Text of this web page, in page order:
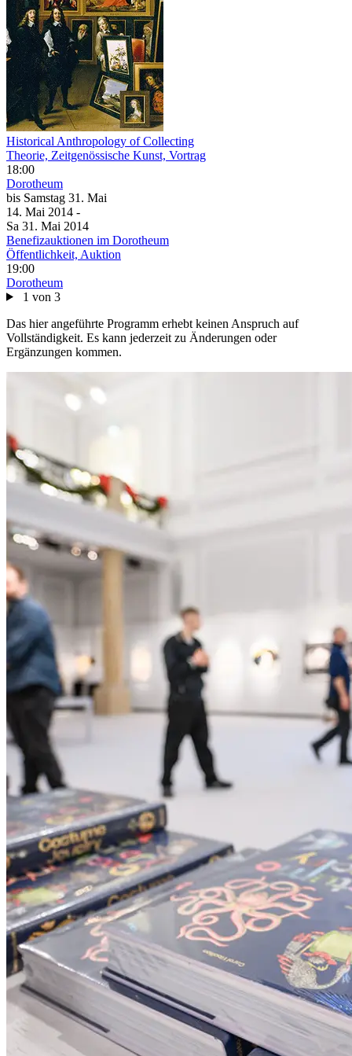
Historical Anthropology of Collecting
Theorie, Zeitgenössische Kunst, Vortrag
18:00
Dorotheum
bis Samstag 31. Mai
14. Mai 2014 -
Sa 31. Mai 2014
Benefizauktionen im Dorotheum
Öffentlichkeit, Auktion
19:00
Dorotheum
1 von 3
Das hier angeführte Programm erhebt keinen Anspruch auf
Vollständigkeit. Es kann jederzeit zu Änderungen oder
Ergänzungen kommen.